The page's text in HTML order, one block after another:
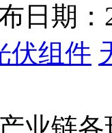
日期：
伏组件
业链